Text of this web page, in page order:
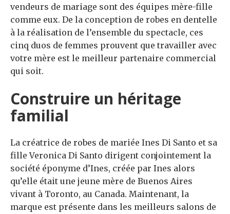
vendeurs de mariage sont des équipes mère-fille
comme eux. De la conception de robes en dentelle
à la réalisation de l’ensemble du spectacle, ces
cinq duos de femmes prouvent que travailler avec
votre mère est le meilleur partenaire commercial
qui soit.
Construire un héritage
familial
La créatrice de robes de mariée Ines Di Santo et sa
fille Veronica Di Santo dirigent conjointement la
société éponyme d’Ines, créée par Ines alors
qu’elle était une jeune mère de Buenos Aires
vivant à Toronto, au Canada. Maintenant, la
marque est présente dans les meilleurs salons de